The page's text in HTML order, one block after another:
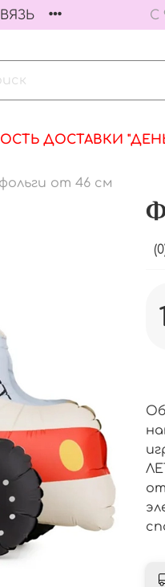
С
ДОСТАВКИ
от 46 см